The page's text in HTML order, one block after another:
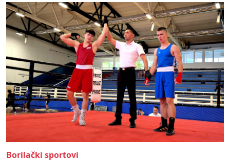
Borilački sportovi